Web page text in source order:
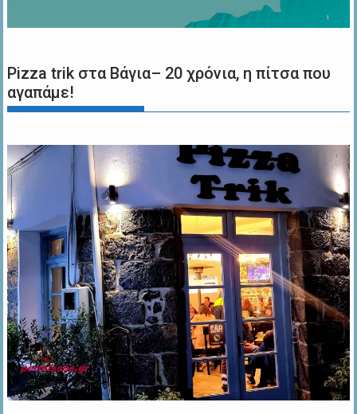
Pizza trik στα Βάγια– 20 χρόνια, η πίτσα που
αγαπάμε!